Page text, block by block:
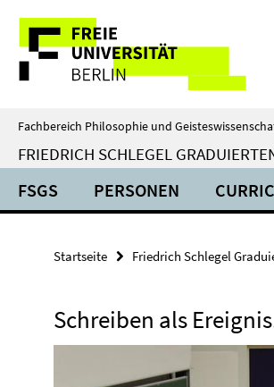
direkt
Inhalt
Service-
Navigation
Fachbereich Philosophie und
FRIEDRICH SCHLEGEL
FSGS PERSONEN
Startseite Friedrich Schlegel
Schreiben als